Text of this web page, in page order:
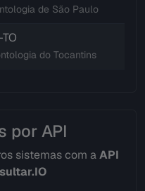
de São Paulo
do Tocantins
por API
sistemas com aAPI